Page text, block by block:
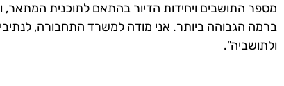
מספר התושבים ויחידות הדיור בהתאם לתוכנית המתאר,
ברמה הגבוהה ביותר. אני מודה למשרד התחבורה, לנתיבי
ולתושביה".